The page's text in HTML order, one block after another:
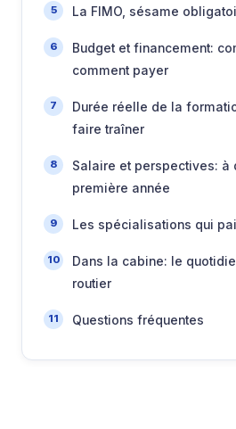
La FIMO, sésame
Budget et financement:
comment payer
Durée réelle de la
faire traîner
Salaire et perspectives: à
première année
Les spécialisations qui
Dans la cabine: le
routier
Questions fréquentes